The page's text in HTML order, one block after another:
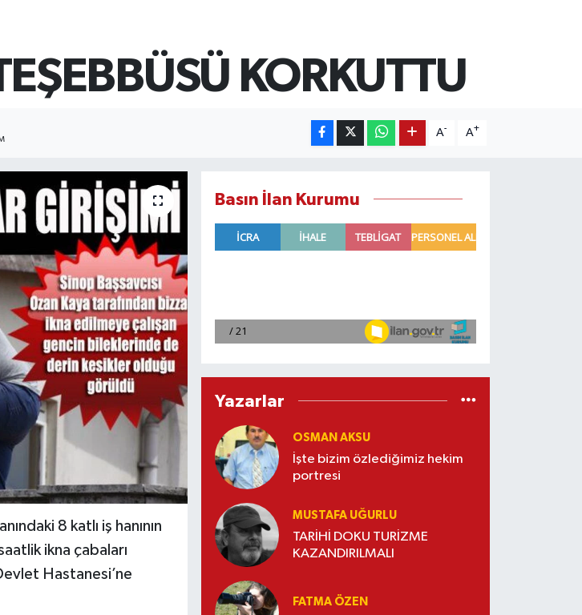
KORKUTTU
A- A+
8 katlı iş hanının
ikna çabaları
Hastanesi’ne
Basın İlan Kurumu
Yazarlar
OSMAN AKSU
İşte bizim özlediğimiz hekim
portresi
MUSTAFA UĞURLU
TARİHİ DOKU TURİZME
KAZANDIRILMALI
FATMA ÖZEN